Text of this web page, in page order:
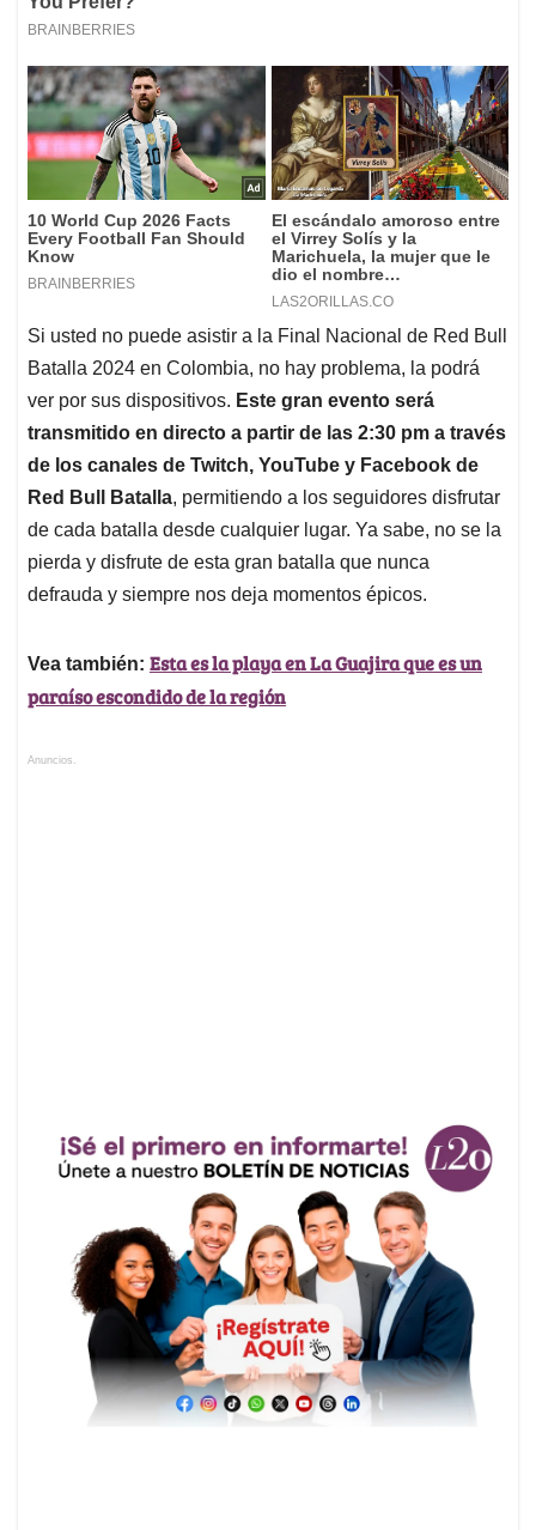
Si usted no puede asistir a la Final Nacional de Red Bull
Batalla 2024 en Colombia, no hay problema, la podrá
ver por sus dispositivos. Este gran evento será
transmitido en directo a partir de las 2:30 pm a través
de los canales de Twitch, YouTube y Facebook de
Red Bull Batalla, permitiendo a los seguidores disfrutar
de cada batalla desde cualquier lugar. Ya sabe, no se la
pierda y disfrute de esta gran batalla que nunca
defrauda y siempre nos deja momentos épicos.
Vea también: Esta es la playa en La Guajira que es un
paraíso escondido de la región
Anuncios.